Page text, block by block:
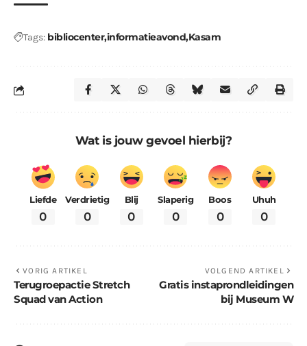
Tags: bibliocenterinformatieavondKasam
Wat is jouw gevoel hierbij?
Liefde
0
Verdrietig
0
Blij
0
Slaperig
0
Boos
0
Uhuh
0
VORIG ARTIKEL
Terugroepactie Stretch
Squad van Action
VOLGEND ARTIKEL
Gratis instaprondleidingen
bij Museum W